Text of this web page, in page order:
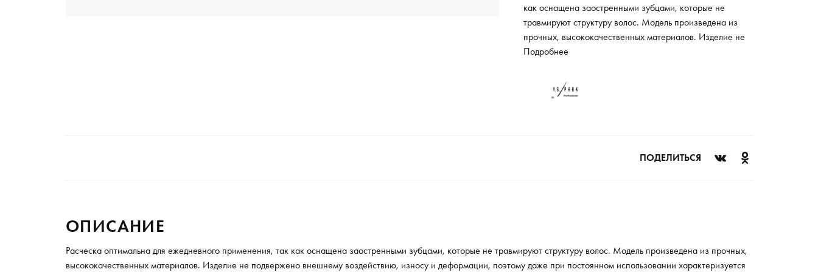
как оснащена заостренными зубцами, которые не
травмируют структуру волос. Модель произведена из
прочных, высококачественных материалов. Изделие не
подвержено внешнему воздействию, износу и
использовании характеризуется длительным сроком
службы и в течение продолжительного времени
салоне красоты. За счет легкого веса и небольшого
размера модели обеспечиваются комфортные условия в
Подробнее
ПОДЕЛИТЬСЯ
ОПИСАНИЕ
Расческа оптимальна для ежедневного применения, так как оснащена заостренными зубцами, которые не травмируют структуру волос. Модель произведена из прочных,
высококачественных материалов. Изделие не подвержено внешнему воздействию, износу и деформации, поэтому даже при постоянном использовании характеризуется